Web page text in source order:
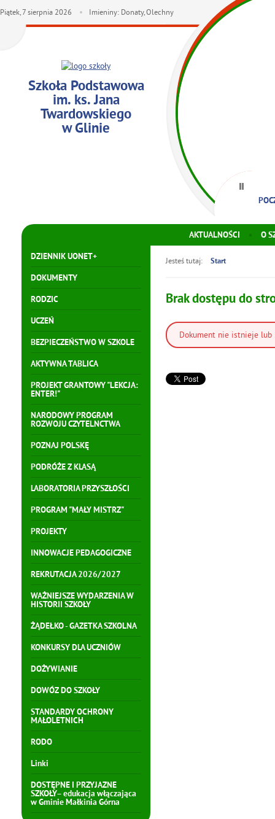
Szkoła Podstawowa
im. ks. Jana
Twardowskiego
w Glinie
Piątek, 7 sierpnia 2026 Imieniny: Donaty, Olechny
AKTUALNOŚCI O
DZIENNIK UONET+
DOKUMENTY
RODZIC
UCZEŃ
BEZPIECZEŃSTWO W SZKOLE
AKTYWNA TABLICA
PROJEKT GRANTOWY "LEKCJA:
ENTER!"
NARODOWY PROGRAM
ROZWOJU CZYTELNCTWA
POZNAJ POLSKĘ
PODRÓŻE Z KLASĄ
LABORATORIA PRZYSZŁOŚCI
PROGRAM "MAŁY MISTRZ"
PROJEKTY
INNOWACJE PEDAGOGICZNE
REKRUTACJA 2026/2027
WAŻNIEJSZE WYDARZENIA W
HISTORII SZKOŁY
ŻĄDEŁKO - GAZETKA SZKOLNA
KONKURSY DLA UCZNIÓW
DOŻYWIANIE
DOWÓZ DO SZKOŁY
STANDARDY OCHRONY
MAŁOLETNICH
RODO
Linki
DOSTĘPNE I PRZYJAZNE
SZKOŁY– edukacja włączająca
w Gminie Małkinia Górna
Jesteś tutaj: Start
Brak dostępu do
Dokument nie istnieje lub